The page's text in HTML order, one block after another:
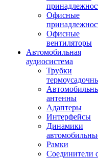
Офисные
Офисные
вентиляторы
Автомобильная
аудиосистема
Трубки
антенны
Адаптеры
Интерфейсы
Динамики
Рамки
Соединители